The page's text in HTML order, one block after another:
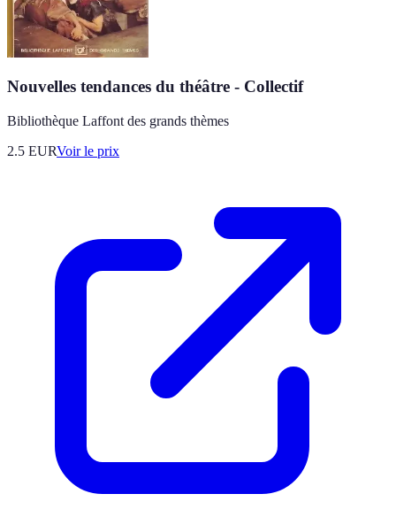
Nouvelles tendances du théâtre - Collectif
Bibliothèque Laffont des grands thèmes
2.5 EURVoir le prix